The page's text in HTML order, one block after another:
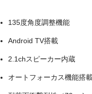
135度角度調整機能
Android TV搭載
2.1chスピーカー内蔵
オートフォーカス機能搭載